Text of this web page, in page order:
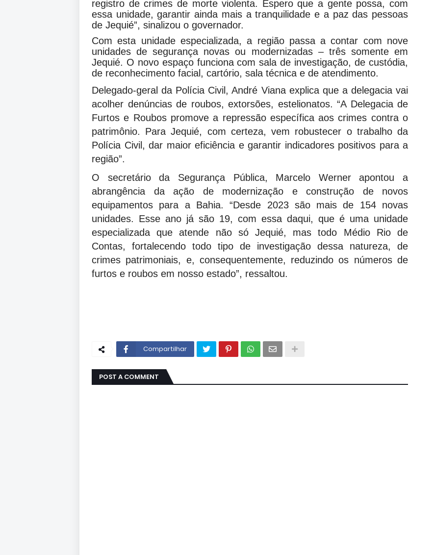
registro de crimes de morte violenta. Espero que a gente possa, com
essa unidade, garantir ainda mais a tranquilidade e a paz das pessoas
de Jequié”, sinalizou o governador.
Com esta unidade especializada, a região passa a contar com nove
unidades de segurança novas ou modernizadas – três somente em
Jequié. O novo espaço funciona com sala de investigação, de custódia,
de reconhecimento facial, cartório, sala técnica e de atendimento.
Delegado-geral da Polícia Civil, André Viana explica que a delegacia vai
acolher denúncias de roubos, extorsões, estelionatos. “A Delegacia de
Furtos e Roubos promove a repressão específica aos crimes contra o
patrimônio. Para Jequié, com certeza, vem robustecer o trabalho da
Polícia Civil, dar maior eficiência e garantir indicadores positivos para a
região”.
O secretário da Segurança Pública, Marcelo Werner apontou a
abrangência da ação de modernização e construção de novos
equipamentos para a Bahia. “Desde 2023 são mais de 154 novas
unidades. Esse ano já são 19, com essa daqui, que é uma unidade
especializada que atende não só Jequié, mas todo Médio Rio de
Contas, fortalecendo todo tipo de investigação dessa natureza, de
crimes patrimoniais, e, consequentemente, reduzindo os números de
furtos e roubos em nosso estado”, ressaltou.
Compartilhar
POST A COMMENT